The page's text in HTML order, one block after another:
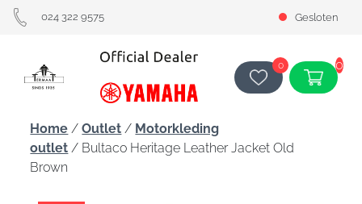
024 322 9575 Gesloten
0 0
Home /Outlet / Motorkleding
outlet / Bultaco Heritage Leather Jacket Old
Brown